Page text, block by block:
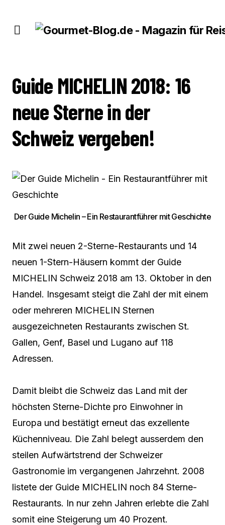
Guide MICHELIN 2018: 16
neue Sterne in der
Schweiz vergeben!
Der Guide Michelin – Ein Restaurantführer mit Geschichte
Mit zwei neuen 2-Sterne-Restaurants und 14
neuen 1-Stern-Häusern kommt der Guide
MICHELIN Schweiz 2018 am 13. Oktober in den
Handel. Insgesamt steigt die Zahl der mit einem
oder mehreren MICHELIN Sternen
ausgezeichneten Restaurants zwischen St.
Gallen, Genf, Basel und Lugano auf 118
Adressen.
Damit bleibt die Schweiz das Land mit der
höchsten Sterne-Dichte pro Einwohner in
Europa und bestätigt erneut das exzellente
Küchenniveau. Die Zahl belegt ausserdem den
steilen Aufwärtstrend der Schweizer
Gastronomie im vergangenen Jahrzehnt. 2008
listete der Guide MICHELIN noch 84 Sterne-
Restaurants. In nur zehn Jahren erlebte die Zahl
somit eine Steigerung um 40 Prozent.